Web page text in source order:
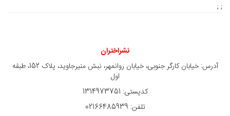
; ;
نشراختران
آدرس: خیابان کارگر جنوبی، خیابان روانمهر، نبش منیرجاوید، پلاک 152، طبقه
اول
کدپستی: 1314973751
تلفن: 02166485939